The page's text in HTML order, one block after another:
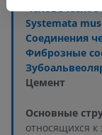
Systemata
Соединения
Фиброзные
Цемент
Основные
относящихся к